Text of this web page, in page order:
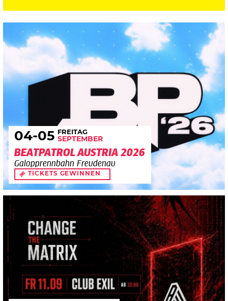
04-05 FREITAG
SEPTEMBER
BEATPATROL AUSTRIA 2026
Galopprennbahn Freudenau
TICKETS GEWINNEN